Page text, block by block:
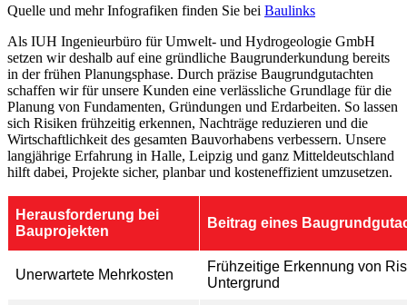
Quelle und mehr Infografiken finden Sie bei Baulinks
Als IUH Ingenieurbüro für Umwelt- und Hydrogeologie GmbH
setzen wir deshalb auf eine gründliche Baugrunderkundung bereits
in der frühen Planungsphase. Durch präzise Baugrundgutachten
schaffen wir für unsere Kunden eine verlässliche Grundlage für die
Planung von Fundamenten, Gründungen und Erdarbeiten. So lassen
sich Risiken frühzeitig erkennen, Nachträge reduzieren und die
Wirtschaftlichkeit des gesamten Bauvorhabens verbessern. Unsere
langjährige Erfahrung in Halle, Leipzig und ganz Mitteldeutschland
hilft dabei, Projekte sicher, planbar und kosteneffizient umzusetzen.
Herausforderung bei
Bauprojekten
Beitrag eines
Unerwartete Mehrkosten
Frühzeitige Erkennung von
Untergrund